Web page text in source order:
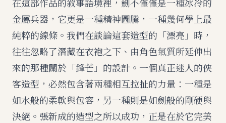
金屬兵器，它更是一種精神圖騰，一種幾何學上最
純粹的線條。我們在談論這套造型的「漂亮」時，
往往忽略了潛藏在衣袍之下、由角色氣質所延伸出
來的那種關於「鋒芒」的設計。一個真正迷人的俠
客造型，必然包含著兩種相互拉扯的力量：一種是
如水般的柔軟與包容，另一種則是如劍般的剛硬與
決絕。張新成的造型之所以成功，正是在於它完美